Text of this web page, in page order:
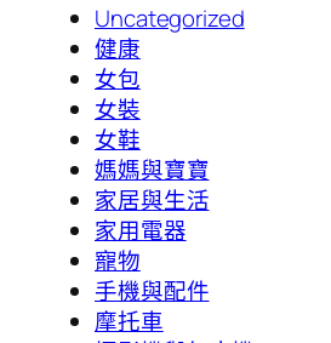
Uncategorized
健康
女包
女裝
女鞋
媽媽與寶寶
家居與生活
家用電器
寵物
手機與配件
摩托車